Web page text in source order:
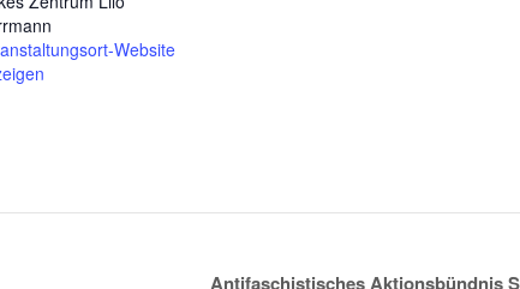
Website
Antifaschistisches Aktionsbündnis